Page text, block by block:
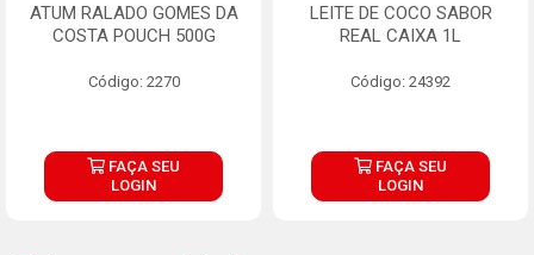
ATUM RALADO GOMES DA
COSTA POUCH 500G
Código: 2270
FAÇA SEU
LOGIN
LEITE DE COCO SABOR
REAL CAIXA 1L
Código: 24392
FAÇA SEU
LOGIN